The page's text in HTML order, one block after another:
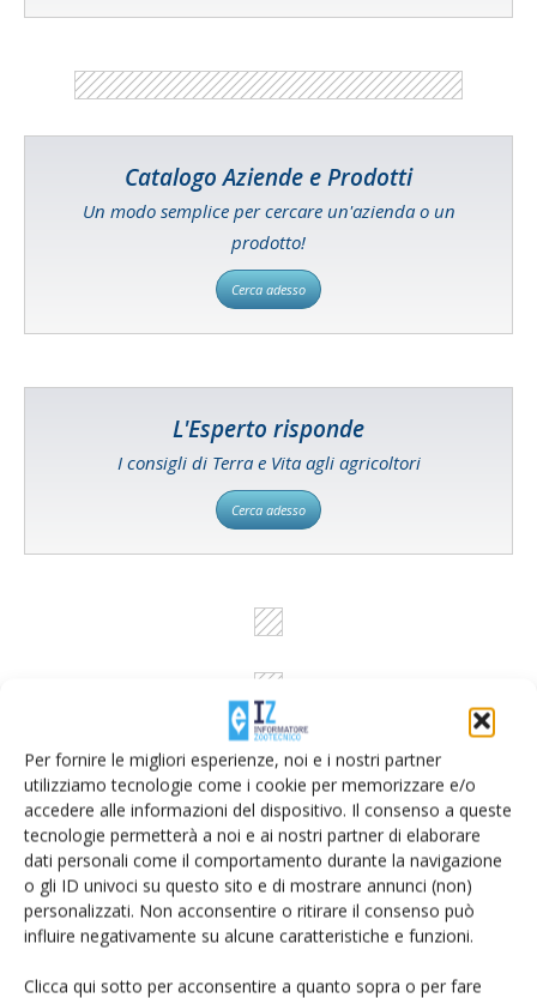
Per fornire le migliori esperienze, noi e i nostri partner
utilizziamo tecnologie come i cookie per memorizzare e/o
accedere alle informazioni del dispositivo. Il consenso a queste
tecnologie permetterà a noi e ai nostri partner di elaborare
dati personali come il comportamento durante la navigazione
o gli ID univoci su questo sito e di mostrare annunci (non)
personalizzati. Non acconsentire o ritirare il consenso può
influire negativamente su alcune caratteristiche e funzioni.
Clicca qui sotto per acconsentire a quanto sopra o per fare
Catalogo Aziende e Prodotti
Un modo semplice per cercare un'azienda o un
prodotto!
Cerca adesso
L'Esperto risponde
I consigli di Terra e Vita agli agricoltori
Cerca adesso
Rimani aggiornato sul mondo
dell’agricoltura